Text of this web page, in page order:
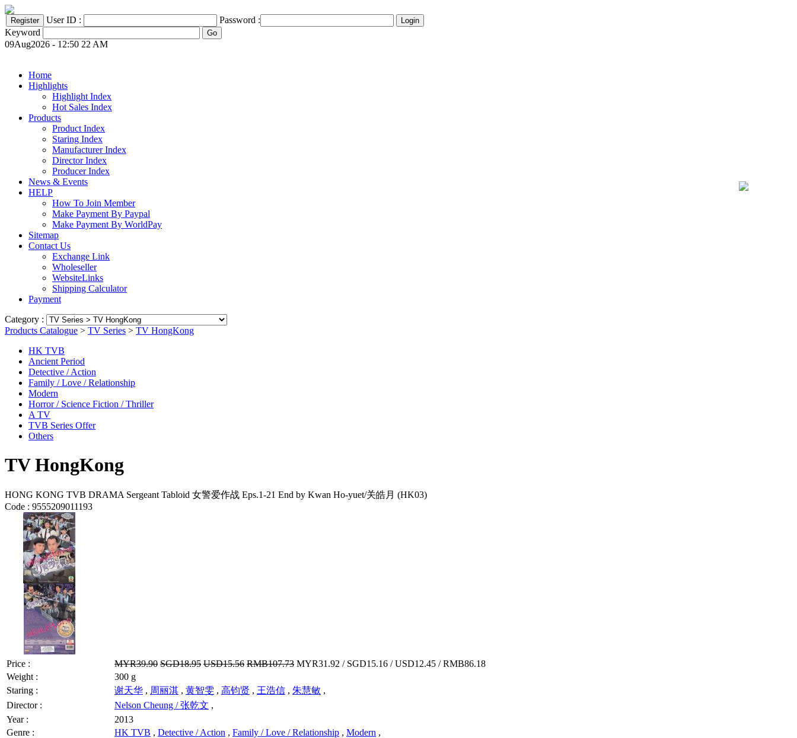
User ID :
Password :
Keyword
09Aug2026 - 12:50 22 AM
Home
Highlights
Highlight Index
Hot Sales Index
Products
Product Index
Staring Index
Manufacturer Index
Director Index
Producer Index
News & Events
HELP
How To Join Member
Make Payment By Paypal
Make Payment By WorldPay
Sitemap
Contact Us
Exchange Link
Wholeseller
WebsiteLinks
Shipping Calculator
Payment
Category :
Products Catalogue > TV Series > TV HongKong
HK TVB
Ancient Period
Detective / Action
Family / Love / Relationship
Modern
Horror / Science Fiction / Thriller
A TV
TVB Series Offer
Others
TV HongKong
HONG KONG TVB DRAMA Sergeant Tabloid 女警爱作战 Eps.1-21 End by Kwan Ho-yuet/关皓月 (HK03)
Code : 9555209011193
Price : MYR39.90 SGD18.95 USD15.56 RMB107.73 MYR31.92 / SGD15.16 / USD12.45 / RMB86.18
Weight :
300 g
Staring :
谢天华 , 周丽淇 , 黄智雯 , 高钧贤 , 王浩信 , 朱慧敏 ,
Director :
Nelson Cheung / 张乾文 ,
Year :
2013
Genre :
HK TVB , Detective / Action , Family / Love / Relationship , Modern ,